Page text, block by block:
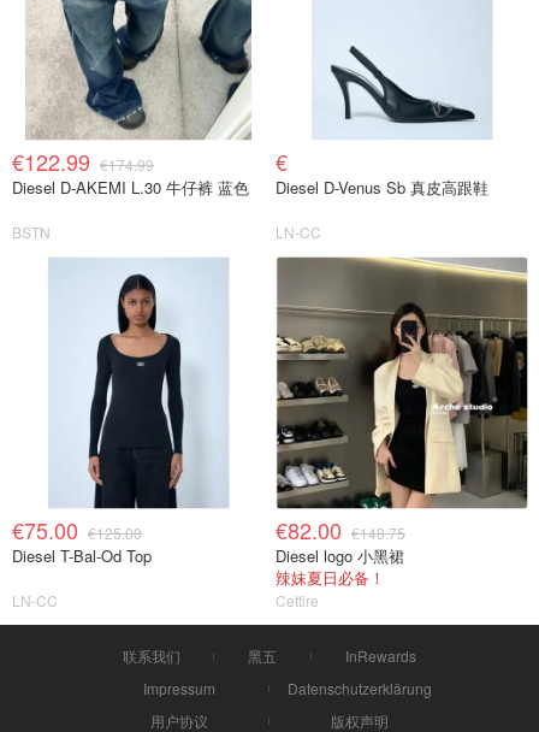
€122.99 €174.99
Diesel D-AKEMI L.30 牛仔裤 蓝色
BSTN
€
Diesel D-Venus Sb 真皮高跟鞋
LN-CC
€75.00 €125.00
Diesel T-Bal-Od Top
LN-CC
€82.00 €148.75
Diesel logo 小黑裙
辣妹夏日必备！
Cettire
联系我们 黑五
InRewards
Impressum
Datenschutzerklärung
用户协议
版权声明